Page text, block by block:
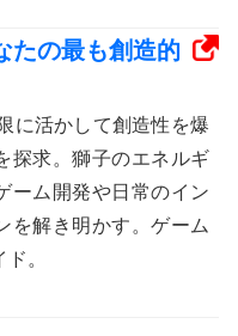
たの最も創造的
に活かして創造性を爆
探求。獅子のエネルギ
ーム開発や日常のイン
を解き明かす。ゲーム
。